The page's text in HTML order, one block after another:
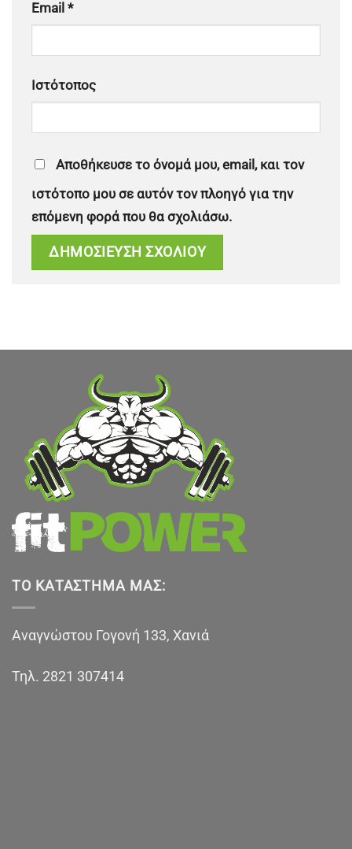
Email *
Ιστότοπος
Αποθήκευσε το όνομά μου, email, και τον
ιστότοπο μου σε αυτόν τον πλοηγό για την
επόμενη φορά που θα σχολιάσω.
ΤΟ ΚΑΤΆΣΤΗΜΑ ΜΑΣ:
Αναγνώστου Γογονή 133, Χανιά
Τηλ. 2821 307414